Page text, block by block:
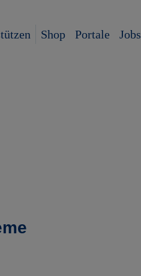
Shop Portale Jobs